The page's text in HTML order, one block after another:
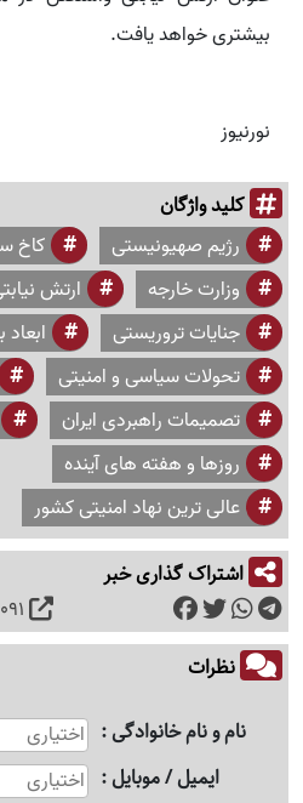
بیشتری خواهد یافت.
نورنیوز
کلید واژگان
رژیم صهیونیستی کاخ
وزارت خارجه
ارتش
جنایات تروریستی
تحولات سیاسی و امنیتی
تصمیمات راهبردی ایران
روزها و هفته های آینده
عالی ترین نهاد امنیتی کشور
اشتراک گذاری خبر
نظرات
نام و نام خانوادگی
ایمیل / موبایل